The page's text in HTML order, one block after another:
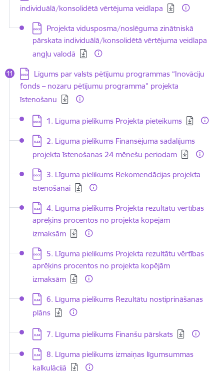
individuālā/konsolidētā vērtējuma veidlapa
Lejupielādēt:
Projekta vidusposma/noslēguma zinātniskā
pārskata individuālā/konsolidētā vērtējuma veidlapa
angļu valodā
Lejupielādēt:
Līgums par valsts pētījumu programmas “Inovāciju
fonds – nozaru pētījumu programma” projekta
īstenošanu
Lejupielādēt:
1. Līguma pielikums Projekta pieteikums
Lejupielādēt:
2. Līguma pielikums Finansējuma sadalījums
projekta īstenošanas 24 mēnešu periodam
Lejupielādēt:
3. Līguma pielikums Rekomendācijas projekta
īstenošanai
Lejupielādēt:
4. Līguma pielikums Projekta rezultātu vērtības
aprēķins procentos no projekta kopējām
izmaksām
Lejupielādēt:
5. Līguma pielikums Projekta rezultātu vērtības
aprēķins procentos no projekta kopējām
izmaksām
Lejupielādēt:
6. Līguma pielikums Rezultātu nostiprināšanas
plāns
Lejupielādēt:
7. Līguma pielikums Finanšu pārskats
Lejupielādēt:
8. Līguma pielikums izmaiņas līgumsummas
kalkulācijā